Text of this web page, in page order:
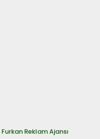
Furkan Reklam Ajansı